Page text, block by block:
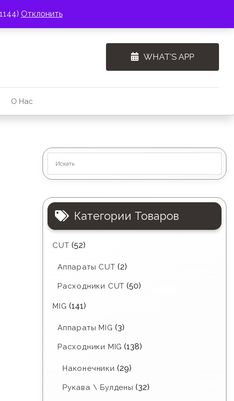
Отклонить
WHAT'S APP
О Нас
Категории Товаров
CUT (52)
Аппараты CUT (2)
Расходники CUT (50)
MIG (141)
Аппараты MIG (3)
Расходники MIG (138)
Наконечники (29)
Рукава \ Булдены (32)